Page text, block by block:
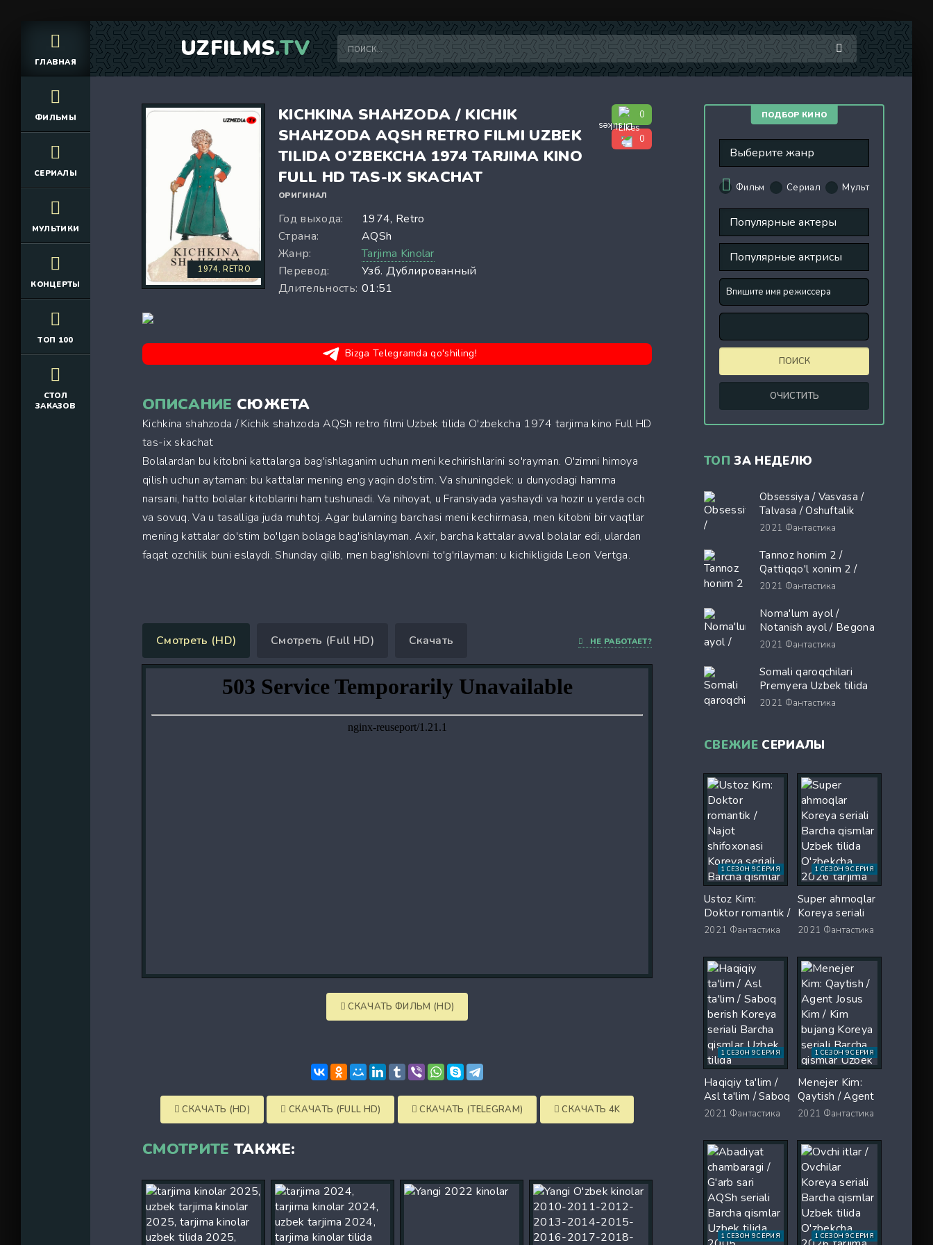
UZFILMS.TV
ГЛАВНАЯ
ФИЛЬМЫ
СЕРИАЛЫ
МУЛЬТИКИ
КОНЦЕРТЫ
ТОП 100
СТОЛ
ЗАКАЗОВ
1974, RETRO
KICHKINA SHAHZODA / KICHIK
SHAHZODA AQSH RETRO FILMI UZBEK
TILIDA O'ZBEKCHA 1974 TARJIMA KINO
FULL HD TAS-IX SKACHAT
ОРИГИНАЛ
0
0
Год выхода:
1974, Retro
Страна:
AQSh
Жанр:
Tarjima Kinolar
Перевод:
Узб. Дублированный
Длительность: 01:51
Bizga Telegramda qo'shiling!
ОПИСАНИЕ СЮЖЕТА
Kichkina shahzoda / Kichik shahzoda AQSh retro filmi Uzbek tilida O'zbekcha 1974 tarjima kino Full HD
tas-ix skachat
Bolalardan bu kitobni kattalarga bag'ishlaganim uchun meni kechirishlarini so'rayman. O'zimni himoya
qilish uchun aytaman: bu kattalar mening eng yaqin do'stim. Va shuningdek: u dunyodagi hamma
narsani, hatto bolalar kitoblarini ham tushunadi. Va nihoyat, u Fransiyada yashaydi va hozir u yerda och
va sovuq. Va u tasalliga juda muhtoj. Agar bularning barchasi meni kechirmasa, men kitobni bir vaqtlar
mening kattalar do'stim bo'lgan bolaga bag'ishlayman. Axir, barcha kattalar avval bolalar edi, ulardan
faqat ozchilik buni eslaydi. Shunday qilib, men bag'ishlovni to'g'rilayman: u kichikligida Leon Vertga.
Смотреть (HD) Смотреть (Full HD) Скачать НЕ РАБОТАЕТ?
СКАЧАТЬ ФИЛЬМ (HD)
СКАЧАТЬ (HD) СКАЧАТЬ (FULL HD) СКАЧАТЬ (TELEGRAM) СКАЧАТЬ 4K
СМОТРИТЕ ТАКЖЕ:
ПОДБОР КИНО
Фильм Сериал Мульт
ТОП ЗА НЕДЕЛЮ
Obsessiya / Vasvasa /
Talvasa / Oshuftalik
Premyera Uzbek tilida
kino Full HD tas-ix
skachat
2021 Фантастика
Tannoz honim 2 /
Qattiqqo'l xonim 2 /
Shayton Prada kiyadi 2
O'zbekcha 2026 tarjima
kino Full HD tas-ix
skachat
2021 Фантастика
Noma'lum ayol /
Notanish ayol / Begona
ayol Ispaniya filmi Uzbek
tarjima kino Full HD tas-
ix skachat
2021 Фантастика
Somali qaroqchilari
Premyera Uzbek tilida
O'zbekcha 2017 tarjima
2021 Фантастика
СВЕЖИЕСЕРИАЛЫ
1 СЕЗОН 9 СЕРИЯ
Ustoz Kim:
Doktor romantik /
Najot shifoxonasi
Barcha qismlar
Uzbek tilida 2026
O'zbekcha tarjima
kino Full HD tas-
ix skachat
2021 Фантастика
1 СЕЗОН 9 СЕРИЯ
Super ahmoqlar
Koreya seriali
Barcha qismlar
O'zbekcha 2026
tarjima serial Full
HD tas-ix
skachat
2021 Фантастика
1 СЕЗОН 9 СЕРИЯ
Haqiqiy ta'lim /
Asl ta'lim / Saboq
berish Koreya
qismlar Uzbek
tilida O'zbekcha
2026 tarjima Full
HD tas-ix
skachat
2021 Фантастика
1 СЕЗОН 9 СЕРИЯ
Menejer Kim:
Qaytish / Agent
Josus Kim / Kim
seriali Barcha
qismlar Uzbek
tilida 2026
tarjima serial Full
HD skachat
2021 Фантастика
1 СЕЗОН 9 СЕРИЯ 1 СЕЗОН 9 СЕРИЯ